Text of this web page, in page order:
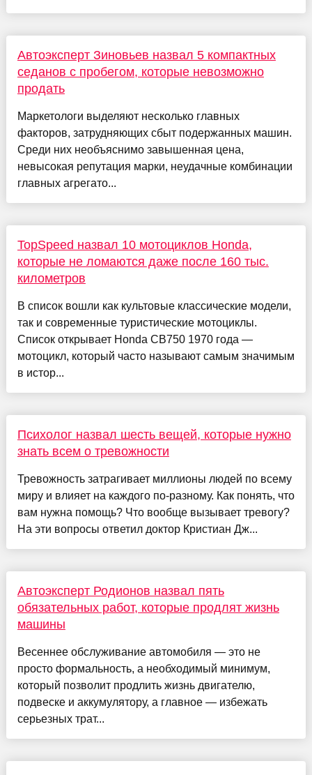
Автоэксперт Зиновьев назвал 5 компактных
седанов с пробегом, которые невозможно
продать
Маркетологи выделяют несколько главных
факторов, затрудняющих сбыт подержанных машин.
Среди них необъяснимо завышенная цена,
невысокая репутация марки, неудачные комбинации
главных агрегато...
TopSpeed назвал 10 мотоциклов Honda,
которые не ломаются даже после 160 тыс.
километров
В список вошли как культовые классические модели,
так и современные туристические мотоциклы.
Список открывает Honda CB750 1970 года —
мотоцикл, который часто называют самым значимым
в истор...
Психолог назвал шесть вещей, которые нужно
знать всем о тревожности
Тревожность затрагивает миллионы людей по всему
миру и влияет на каждого по-разному. Как понять, что
вам нужна помощь? Что вообще вызывает тревогу?
На эти вопросы ответил доктор Кристиан Дж...
Автоэксперт Родионов назвал пять
обязательных работ, которые продлят жизнь
машины
Весеннее обслуживание автомобиля — это не
просто формальность, а необходимый минимум,
который позволит продлить жизнь двигателю,
подвеске и аккумулятору, а главное — избежать
серьезных трат...